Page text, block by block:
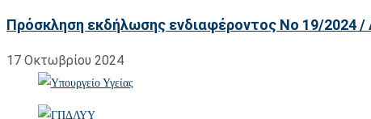
Πρόσκληση εκδήλωσης ενδιαφέροντος Νο 19/2024 /
17 Οκτωβρίου 2024